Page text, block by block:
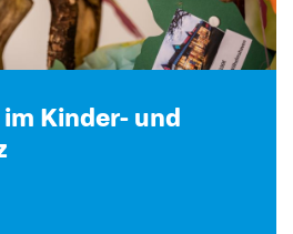
Kinder- und